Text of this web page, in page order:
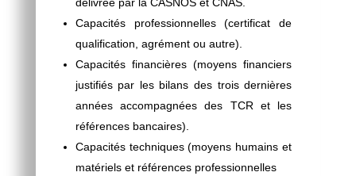
Capacités professionnelles (certificat de
qualification, agrément ou autre).
Capacités financières (moyens financiers
justifiés par les bilans des trois dernières
années accompagnées des TCR et les
références bancaires).
Capacités techniques (moyens humains et
matériels et références professionnelles